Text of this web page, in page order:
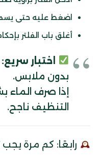
اضغط عليه حتى
أغلق باب الفلتر
اختبار سريع:
بدون ملابس.
إذا صرف
التنظيف ناجح.
رابعًا: كم مرة